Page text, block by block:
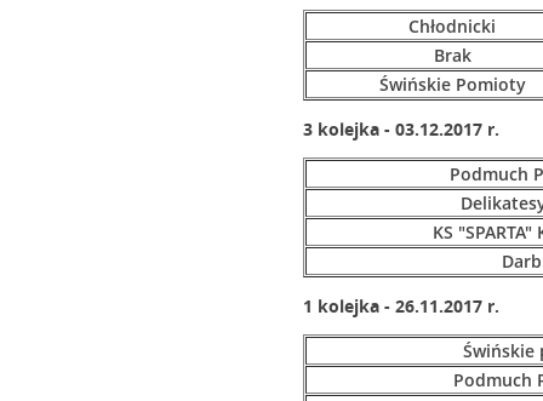
Chłodnicki
Brak
Świńskie Pomioty
3 kolejka - 03.12.2017 r.
Podmuch
KS
1 kolejka - 26.11.2017 r.
Świńskie
Podmuch